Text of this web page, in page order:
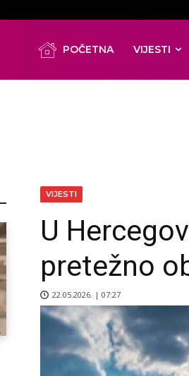
POČETNA VIJESTI
VIJESTI
U
pretežno
22.05.2026. | 07:27